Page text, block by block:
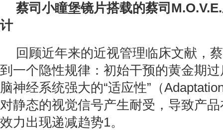
蔡司小瞳堡镜片搭载的蔡司
计
回顾近年来的近视管理临床文献，
到一个隐性规律：初始干预的黄金期
脑神经系统强大的“适应性”（
对静态的视觉信号产生耐受，导致产
效力出现递减趋势1。